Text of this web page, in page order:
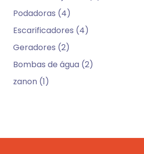
Podadoras (4)
Escarificadores (4)
Geradores (2)
Bombas de água (2)
zanon (1)